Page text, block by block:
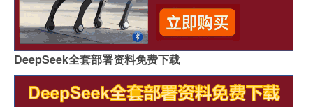
DeepSeek全套部署资料免费下载